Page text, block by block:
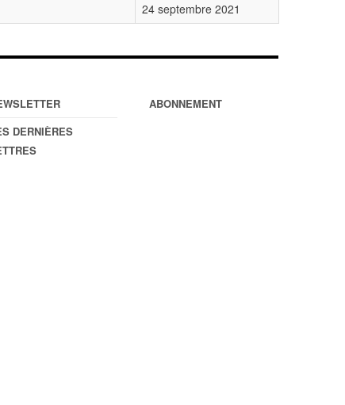
24 septembre 2021
DERNIÈRES
ABONNEMENT